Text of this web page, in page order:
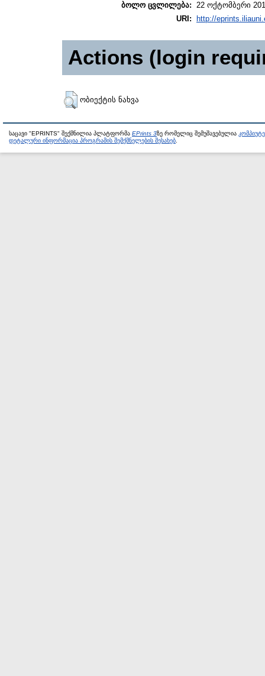
ბოლო ცვლილება: 22 ოქტომბერი
URI:
http://
Actions (login
ობიექტის ნახვა
საცავი "EPRINTS" შექმნილია პლატფორმა EPrints 3ზე რომელიც შემუშავებულია
დეტალური ინფორმაცია პროგრამის შემქმნელების შესახებ.